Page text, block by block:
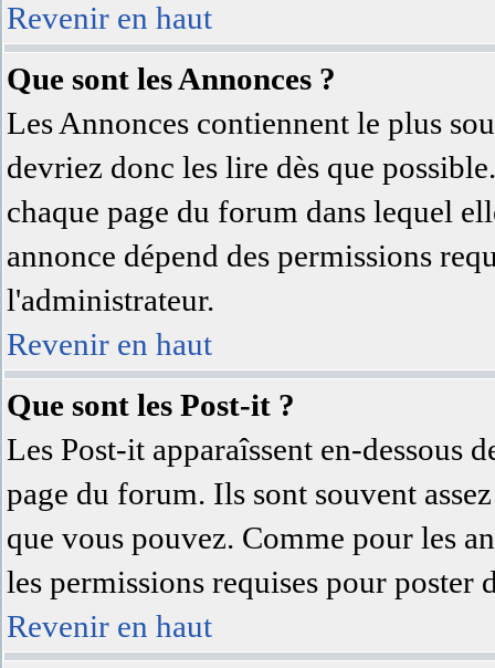
Revenir en haut
Que sont les Annonces ?
Les Annonces contiennent le plus
devriez donc les lire dès que
chaque page du forum dans lequel
annonce dépend des permissions
l'administrateur.
Revenir en haut
Que sont les Post-it ?
Les Post-it apparaîssent en-dessous
page du forum. Ils sont souvent
que vous pouvez. Comme pour les
les permissions requises pour poster
Revenir en haut